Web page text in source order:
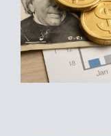
تواصل معنا